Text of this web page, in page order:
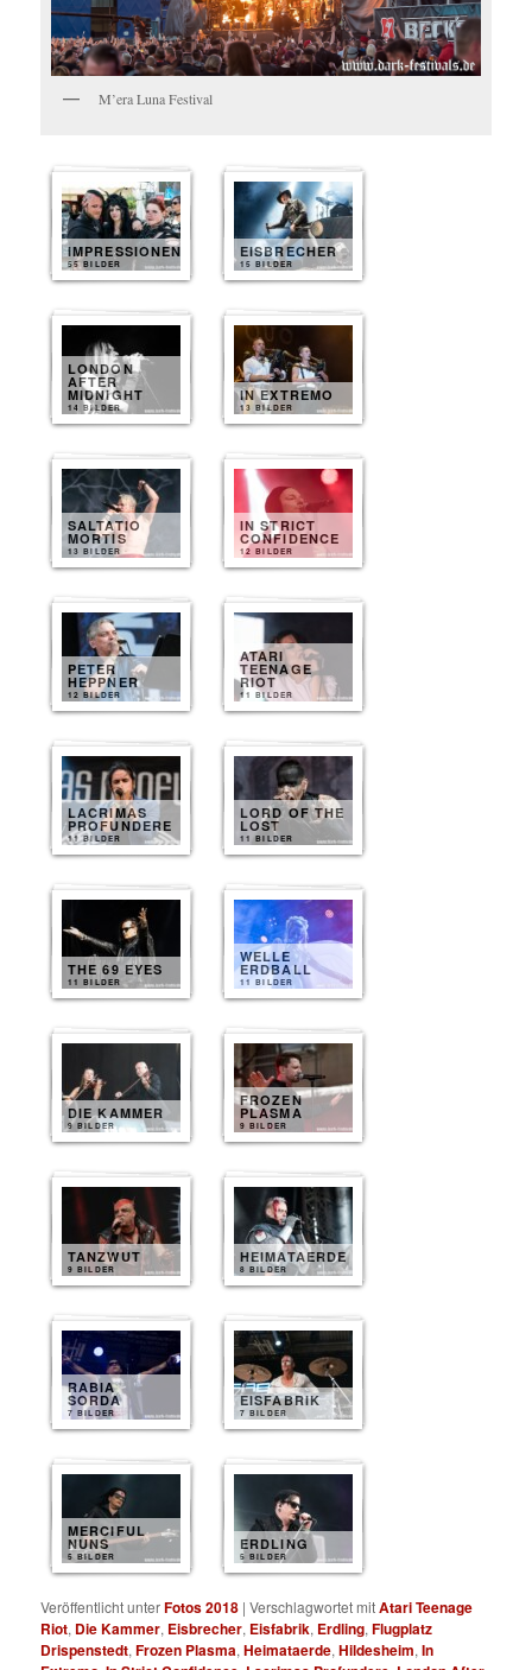
M’era Luna Festival
IMPRESSIONEN
55 BILDER
EISBRECHER
15 BILDER
LONDON
AFTER
MIDNIGHT
14 BILDER
IN EXTREMO
13 BILDER
SALTATIO
MORTIS
13 BILDER
IN STRICT
CONFIDENCE
12 BILDER
PETER
HEPPNER
12 BILDER
ATARI
TEENAGE
RIOT
11 BILDER
LACRIMAS
PROFUNDERE
11 BILDER
LORD OF THE
LOST
11 BILDER
THE 69 EYES
11 BILDER
WELLE
ERDBALL
11 BILDER
DIE KAMMER
9 BILDER
FROZEN
PLASMA
9 BILDER
TANZWUT
9 BILDER
HEIMATAERDE
8 BILDER
RABIA
SORDA
7 BILDER
EISFABRIK
7 BILDER
MERCIFUL
NUNS
5 BILDER
ERDLING
5 BILDER
Veröffentlicht unterFotos 2018 |Verschlagwortet mitAtari Teenage
Riot, Die Kammer, Eisbrecher, Eisfabrik, Erdling,Flugplatz
Drispenstedt,Frozen Plasma,Heimataerde,Hildesheim,In